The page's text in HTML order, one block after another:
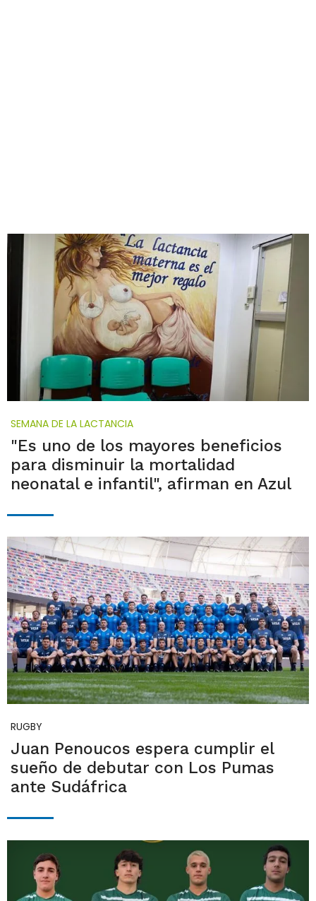
SEMANA DE LA LACTANCIA
"Es uno de los mayores beneficios
para disminuir la mortalidad
neonatal e infantil", afirman en Azul
RUGBY
Juan Penoucos espera cumplir el
sueño de debutar con Los Pumas
ante Sudáfrica